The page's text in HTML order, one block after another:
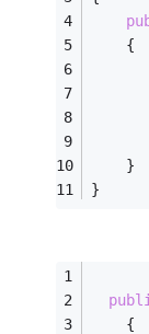
    {
    }
}
    {